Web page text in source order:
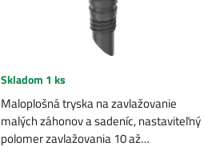
Skladom 1 ks
Maloplošná tryska na zavlažovanie
malých záhonov a sadeníc, nastaviteľný
polomer zavlažovania 10 až…